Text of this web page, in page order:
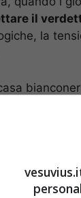
il
la
a
secondi,
segno a
al
a zero.